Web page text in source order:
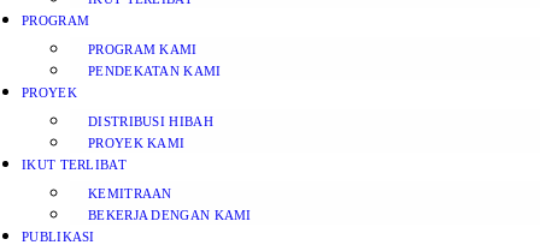
PROGRAM
PROGRAM KAMI
PENDEKATAN KAMI
PROYEK
DISTRIBUSI HIBAH
PROYEK KAMI
IKUT TERLIBAT
KEMITRAAN
BEKERJA DENGAN KAMI
PUBLIKASI